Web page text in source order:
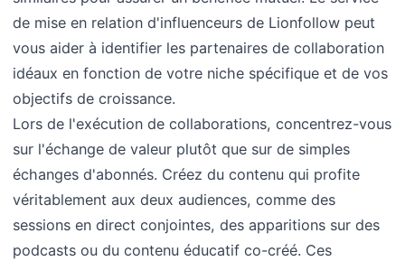
de mise en relation d'influenceurs de Lionfollow peut
vous aider à identifier les partenaires de collaboration
idéaux en fonction de votre niche spécifique et de vos
objectifs de croissance.
Lors de l'exécution de collaborations, concentrez-vous
sur l'échange de valeur plutôt que sur de simples
échanges d'abonnés. Créez du contenu qui profite
véritablement aux deux audiences, comme des
sessions en direct conjointes, des apparitions sur des
podcasts ou du contenu éducatif co-créé. Ces